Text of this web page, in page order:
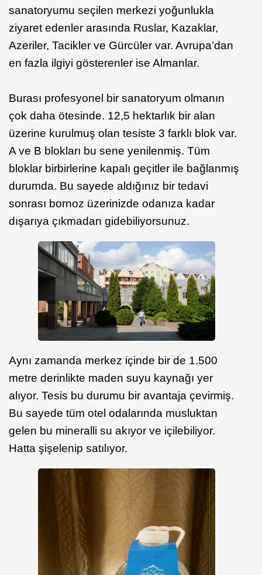
sanatoryumu seçilen merkezi yoğunlukla
ziyaret edenler arasında Ruslar, Kazaklar,
Azeriler, Tacikler ve Gürcüler var. Avrupa’dan
en fazla ilgiyi gösterenler ise Almanlar.
Burası profesyonel bir sanatoryum olmanın
çok daha ötesinde. 12,5 hektarlık bir alan
üzerine kurulmuş olan tesiste 3 farklı blok var.
A ve B blokları bu sene yenilenmiş. Tüm
bloklar birbirlerine kapalı geçitler ile bağlanmış
durumda. Bu sayede aldığınız bir tedavi
sonrası bornoz üzerinizde odanıza kadar
dışarıya çıkmadan gidebiliyorsunuz.
Aynı zamanda merkez içinde bir de 1.500
metre derinlikte maden suyu kaynağı yer
alıyor. Tesis bu durumu bir avantaja çevirmiş.
Bu sayede tüm otel odalarında musluktan
gelen bu mineralli su akıyor ve içilebiliyor.
Hatta şişelenip satılıyor.